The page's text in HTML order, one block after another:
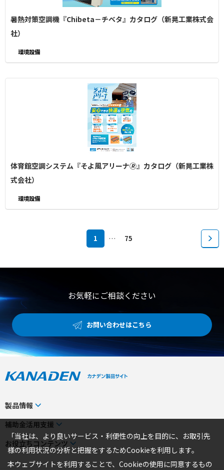
暑熱対策空調機『Chibeta－チベタ』カタログ（新晃工業株式会
社）
環境設備
体育館空調システム『そよ風アリーナ🄬』カタログ（新晃工業株
式会社）
環境設備
1 … 75
お気軽にご相談ください
お問い合わせはこちら
製品情報
カテゴリから探す
メーカーから探す
事業から探す
製品一覧
補助金活用支援
補助金検索システム
補助金対象製品一覧
お役立ちコンテンツ
トピックス
「当社は、より良いサービス・利便性の向上を目的に、お取引先
様の利用状況の分析と把握をするためCookieを利用します。
本ウェブサイトを利用することで、Cookieの使用に同意するもの